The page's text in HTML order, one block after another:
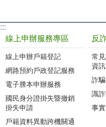
:::
線上申辦服務專區
線上申辦戶籍登記
網路預約戶政登記服務
電子謄本申辦服務
國民身分證掛失暨撤銷
掛失申請
戶籍資料異動跨機關通
反
常
資訊
詐
識
事